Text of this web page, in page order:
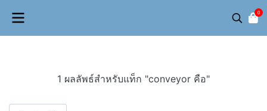
0
1 ผลลัพธ์สำหรับแท็ก "conveyor คือ"